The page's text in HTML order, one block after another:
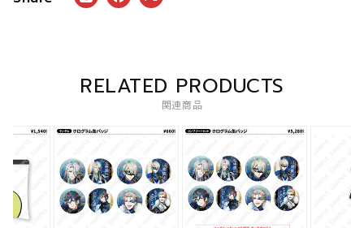
RELATED PRODUCTS
関連商品